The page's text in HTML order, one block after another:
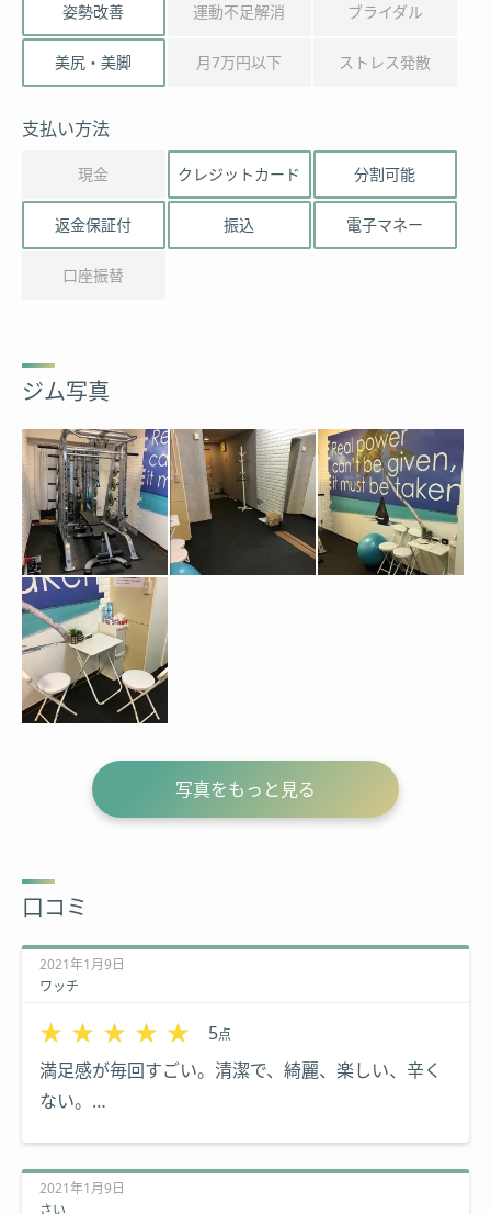
姿勢改善 運動不足解消 ブライダル
美尻・美脚 月7万円以下 ストレス発散
支払い方法
現金 クレジットカード 分割可能
返金保証付 振込 電子マネー
口座振替
ジム写真
写真をもっと見る
口コミ
2021年1月9日
ワッチ
★★★★★
★★★★★ 5点
満足感が毎回すごい。清潔で、綺麗、楽しい、辛く
ない。
2021年1月9日
さい